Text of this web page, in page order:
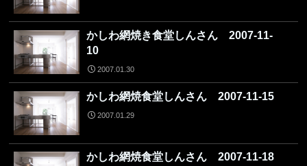
かしわ網焼き食堂しんさん 2007-11-
10
2007.01.30
かしわ網焼食堂しんさん 2007-11-15
2007.01.29
かしわ網焼食堂しんさん 2007-11-18